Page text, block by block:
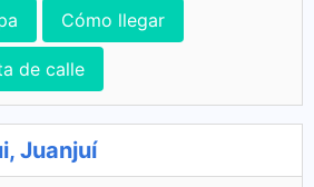
Cómo llegar
de calle
Juanjuí